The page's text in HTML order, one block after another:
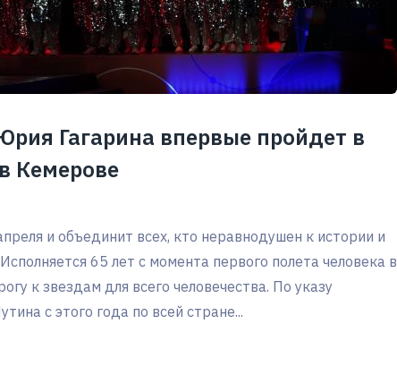
Гагарина впервые пройдет в
Кемерове
и объединит всех, кто неравнодушен к истории и
65 лет с момента первого полета человека в
к звездам для всего человечества. По указу
с этого года по всей стране...